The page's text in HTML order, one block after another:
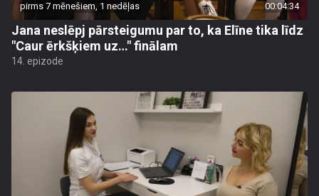
pirms 7 mēnešiem, 1 nedēļas 00:04:34
Jana neslēpj pārsteigumu par to, ka Elīne tika līdz
"Caur ērkšķiem uz…" finālam
14. epizode